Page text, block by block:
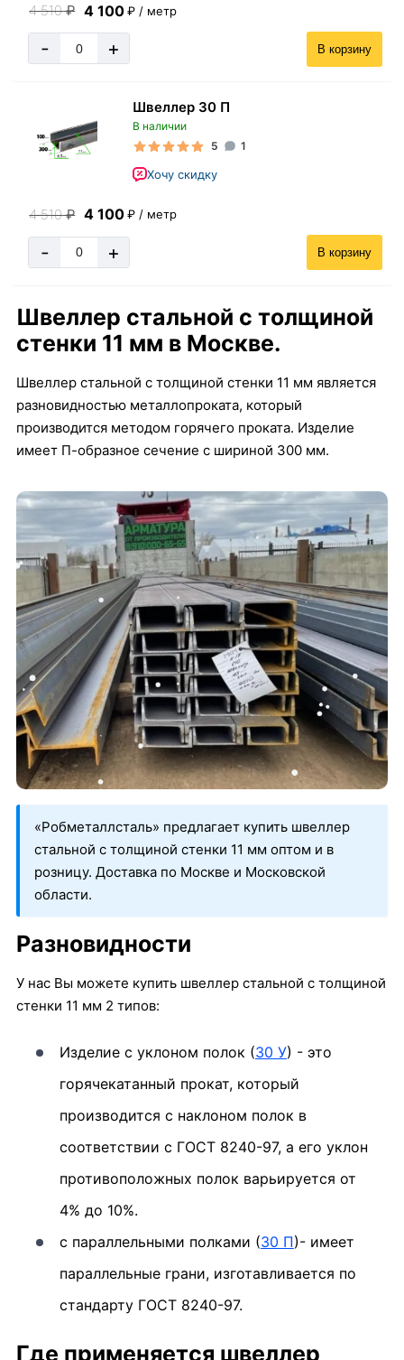
4 510₽ 4 100 ₽ / метр
- + В корзину
Швеллер 30 П
В наличии
5
1
Хочу скидку
4 510₽ 4 100 ₽ / метр
- + В корзину
Швеллер стальной с толщиной
стенки 11 мм в Москве.
Швеллер стальной с толщиной стенки 11 мм является
разновидностью металлопроката, который
производится методом горячего проката. Изделие
имеет П-образное сечение с шириной 300 мм.
«Робметаллсталь» предлагает купить швеллер
стальной с толщиной стенки 11 мм оптом и в
розницу. Доставка по Москве и Московской
области.
Разновидности
У нас Вы можете купить швеллер стальной с толщиной
стенки 11 мм 2 типов:
Изделие с уклоном полок (30 У) - это
горячекатанный прокат, который
производится с наклоном полок в
соответствии с ГОСТ 8240-97, а его уклон
противоположных полок варьируется от
4% до 10%.
с параллельными полками (30 П)- имеет
параллельные грани, изготавливается по
стандарту ГОСТ 8240-97.
Где применяется швеллер